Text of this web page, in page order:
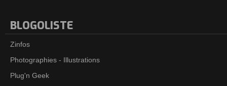
BLOGOLISTE
Zinfos
Photographies - Illustrations
Plug'n Geek